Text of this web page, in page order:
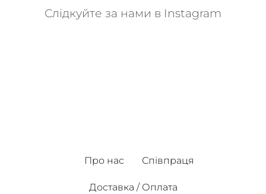
Слідкуйте за нами в Instagram
Про нас Співпраця
Доставка / Оплата